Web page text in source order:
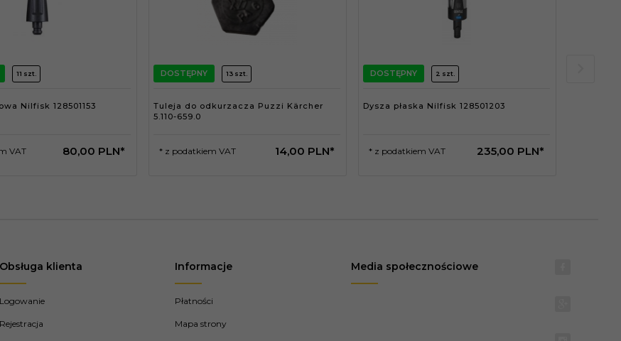
11 szt.
Nilfisk 128501153
80,00 PLN*
VAT
DOSTĘPNY 13 szt.
Tuleja do odkurzacza Puzzi Kärcher
5.110-659.0
14,00 PLN*
* z podatkiem VAT
DOSTĘPNY 2 szt.
Dysza płaska Nilfisk 128501203
235,00 PLN*
* z podatkiem VAT
Obsługa klienta
Logowanie
Rejestracja
Informacje
Płatności
Mapa strony
Media społecznościowe